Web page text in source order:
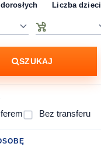
Liczba dzieci
SZUKAJ
Bez transferu